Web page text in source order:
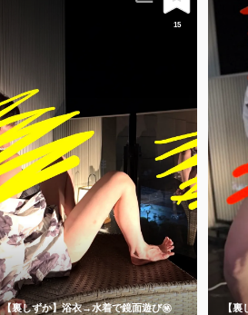
15
【裏しずか】浴衣→水着で鏡面遊び㊙️